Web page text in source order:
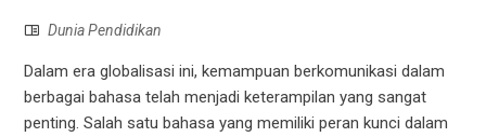
Dunia Pendidikan
Dalam era globalisasi ini, kemampuan berkomunikasi dalam
berbagai bahasa telah menjadi keterampilan yang sangat
penting. Salah satu bahasa yang memiliki peran kunci dalam